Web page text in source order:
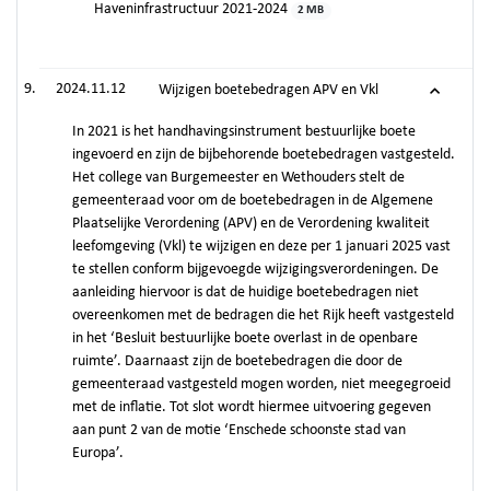
Haveninfrastructuur 2021-2024
2 MB
2024.11.12 Wijzigen boetebedragen APV en Vkl
In 2021 is het handhavingsinstrument bestuurlijke boete
ingevoerd en zijn de bijbehorende boetebedragen vastgesteld.
Het college van Burgemeester en Wethouders stelt de
gemeenteraad voor om de boetebedragen in de Algemene
Plaatselijke Verordening (APV) en de Verordening kwaliteit
leefomgeving (Vkl) te wijzigen en deze per 1 januari 2025 vast
te stellen conform bijgevoegde wijzigingsverordeningen. De
aanleiding hiervoor is dat de huidige boetebedragen niet
overeenkomen met de bedragen die het Rijk heeft vastgesteld
in het ‘Besluit bestuurlijke boete overlast in de openbare
ruimte’. Daarnaast zijn de boetebedragen die door de
gemeenteraad vastgesteld mogen worden, niet meegegroeid
met de inflatie. Tot slot wordt hiermee uitvoering gegeven
aan punt 2 van de motie ‘Enschede schoonste stad van
Europa’.